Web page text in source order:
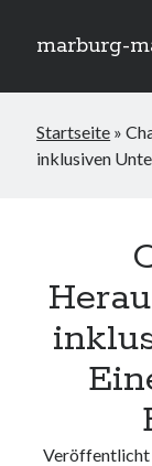
marburg-
Der GEW Index
Traumurlaub am
barrierefreie
Das AfD
Die Schlüsselrolle
Inklusion im
Startseite »
inklusiven
Veröffentlicht